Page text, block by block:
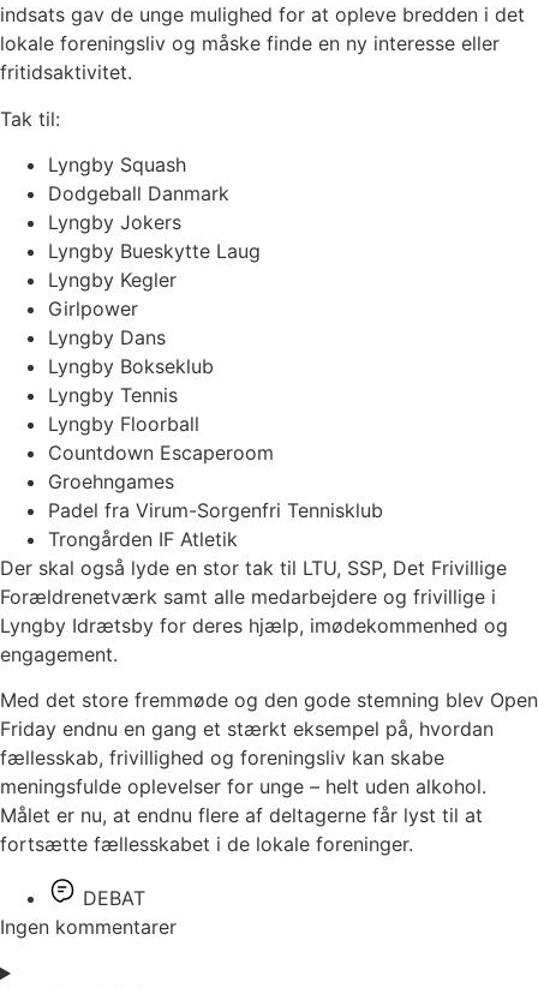
indsats gav de unge mulighed for at opleve bredden i det
lokale foreningsliv og måske finde en ny interesse eller
fritidsaktivitet.
Tak til:
Lyngby Squash
Dodgeball Danmark
Lyngby Jokers
Lyngby Bueskytte Laug
Lyngby Kegler
Girlpower
Lyngby Dans
Lyngby Bokseklub
Lyngby Tennis
Lyngby Floorball
Countdown Escaperoom
Groehngames
Padel fra Virum-Sorgenfri Tennisklub
Trongården IF Atletik
Der skal også lyde en stor tak til LTU, SSP, Det Frivillige
Forældrenetværk samt alle medarbejdere og frivillige i
Lyngby Idrætsby for deres hjælp, imødekommenhed og
engagement.
Med det store fremmøde og den gode stemning blev Open
Friday endnu en gang et stærkt eksempel på, hvordan
fællesskab, frivillighed og foreningsliv kan skabe
meningsfulde oplevelser for unge – helt uden alkohol.
Målet er nu, at endnu flere af deltagerne får lyst til at
fortsætte fællesskabet i de lokale foreninger.
DEBAT
Ingen kommentarer